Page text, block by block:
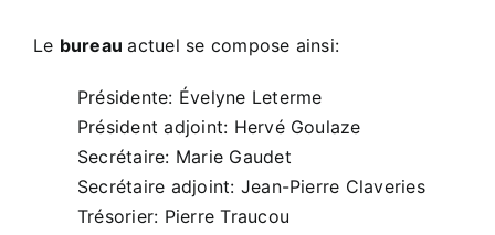
Le bureauactuel se compose ainsi:
Présidente: Évelyne Leterme
Président adjoint: Hervé Goulaze
Secrétaire: Marie Gaudet
Secrétaire adjoint: Jean-Pierre Claveries
Trésorier: Pierre Traucou